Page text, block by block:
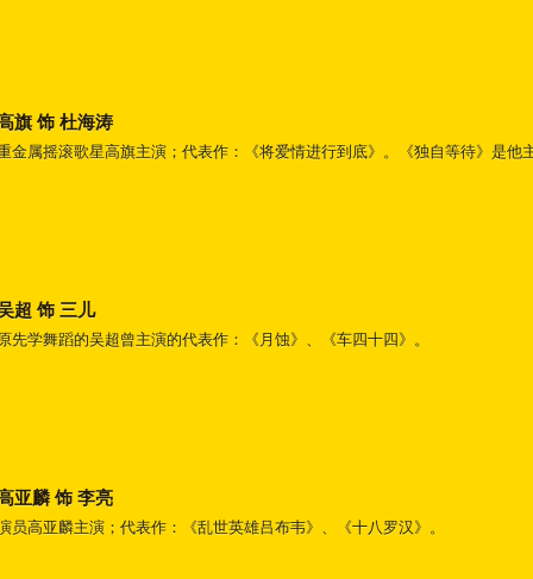
旗 饰 杜海涛
金属摇滚歌星高旗主演；代表作：《将爱情进行到底》。《独自等待》是他
超 饰 三儿
先学舞蹈的吴超曾主演的代表作：《月蚀》、《车四十四》。
亚麟 饰 李亮
员高亚麟主演；代表作：《乱世英雄吕布韦》、《十八罗汉》。